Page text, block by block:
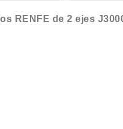
III.
RENFE de 2 ejes